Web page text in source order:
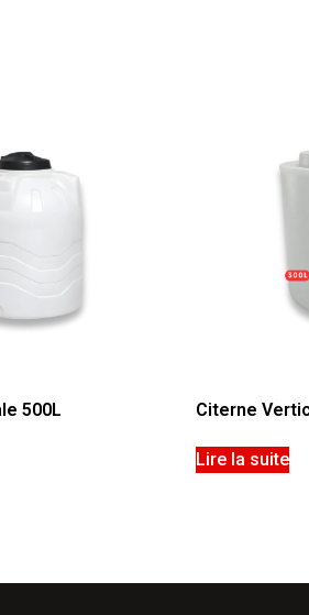
500L Citerne
Lire la suite